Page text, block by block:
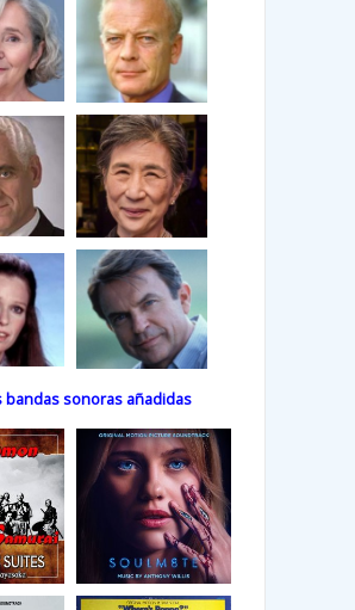
bandas sonoras añadidas